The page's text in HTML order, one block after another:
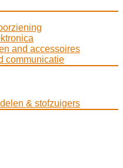
and accessoires
communicatie
& stofzuigers